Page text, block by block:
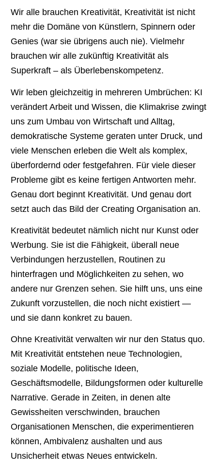
Wir alle brauchen Kreativität, Kreativität ist nicht
mehr die Domäne von Künstlern, Spinnern oder
Genies (war sie übrigens auch nie). Vielmehr
brauchen wir alle zukünftig Kreativität als
Superkraft – als Überlebenskompetenz.
Wir leben gleichzeitig in mehreren Umbrüchen: KI
verändert Arbeit und Wissen, die Klimakrise zwingt
uns zum Umbau von Wirtschaft und Alltag,
demokratische Systeme geraten unter Druck, und
viele Menschen erleben die Welt als komplex,
überfordernd oder festgefahren. Für viele dieser
Probleme gibt es keine fertigen Antworten mehr.
Genau dort beginnt Kreativität. Und genau dort
setzt auch das Bild der Creating Organisation an.
Kreativität bedeutet nämlich nicht nur Kunst oder
Werbung. Sie ist die Fähigkeit, überall neue
Verbindungen herzustellen, Routinen zu
hinterfragen und Möglichkeiten zu sehen, wo
andere nur Grenzen sehen. Sie hilft uns, uns eine
Zukunft vorzustellen, die noch nicht existiert —
und sie dann konkret zu bauen.
Ohne Kreativität verwalten wir nur den Status quo.
Mit Kreativität entstehen neue Technologien,
soziale Modelle, politische Ideen,
Geschäftsmodelle, Bildungsformen oder kulturelle
Narrative. Gerade in Zeiten, in denen alte
Gewissheiten verschwinden, brauchen
Organisationen Menschen, die experimentieren
können, Ambivalenz aushalten und aus
Unsicherheit etwas Neues entwickeln.